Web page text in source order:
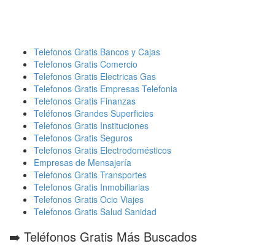
Telefonos Gratis Bancos y Cajas
Telefonos Gratis Comercio
Telefonos Gratis Electricas Gas
Telefonos Gratis Empresas Telefonia
Telefonos Gratis Finanzas
Teléfonos Grandes Superficies
Telefonos Gratis Instituciones
Telefonos Gratis Seguros
Telefonos Gratis Electrodomésticos
Empresas de Mensajería
Telefonos Gratis Transportes
Telefonos Gratis Inmobiliarias
Telefonos Gratis Ocio Viajes
Telefonos Gratis Salud Sanidad
➡️ Teléfonos Gratis Más Buscados